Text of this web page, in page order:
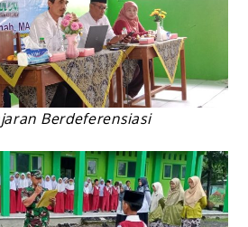
Berdeferensiasi